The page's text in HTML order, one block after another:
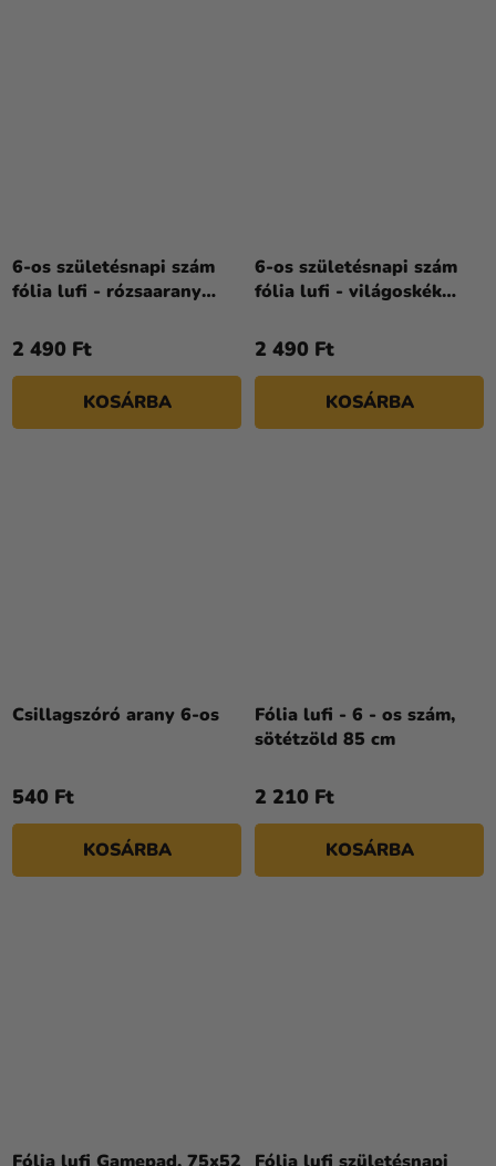
6-os születésnapi szám
fólia lufi - rózsaarany
2 490 Ft
KOSÁRBA
6-os születésnapi szám
fólia lufi - világoskék
2 490 Ft
KOSÁRBA
Csillagszóró arany 6-os
540 Ft
KOSÁRBA
Fólia lufi - 6 - os szám,
sötétzöld 85 cm
2 210 Ft
KOSÁRBA